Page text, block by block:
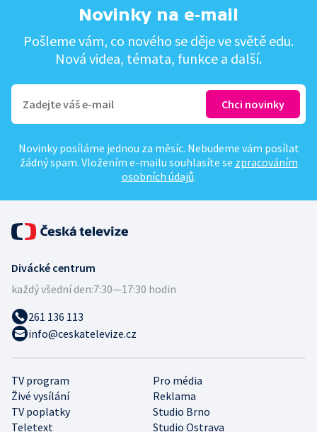
Novinky na e-mail
Pošleme vám, co nového se děje ve světě edu.
Nová videa, témata, funkce a další.
Novinky posíláme jednou za měsíc. Nebudeme vám posílat
žádný spam. Vložením e-mailu souhlasíte se zpracováním
osobních údajů.